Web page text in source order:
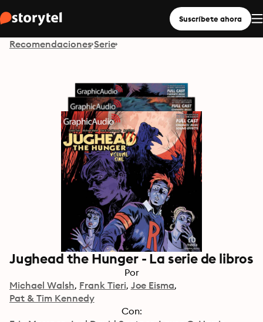
Suscríbete ahora
Recomendaciones Serie
Jughead the Hunger - La serie de libros
Por
Michael Walsh Frank Tieri Joe Eisma
Pat & Tim Kennedy
Con: